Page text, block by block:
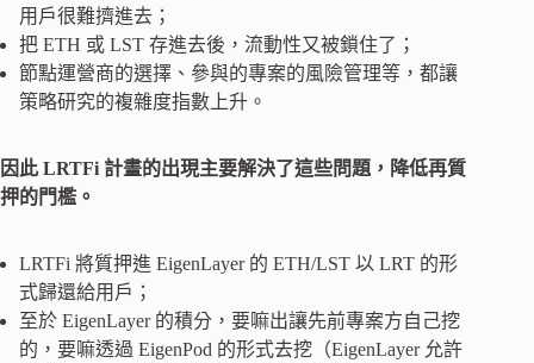
用戶很難擠進去；
把 ETH 或 LST 存進去後，流動性又被鎖住了；
節點運營商的選擇、參與的專案的風險管理等，都讓
策略研究的複雜度指數上升。
因此 LRTFi 計畫的出現主要解決了這些問題，降低再質
押的門檻。
LRTFi 將質押進 EigenLayer 的 ETH/LST 以 LRT 的形
式歸還給用戶；
至於 EigenLayer 的積分，要嘛出讓先前專案方自己挖
的，要嘛透過 EigenPod 的形式去挖（EigenLayer 允許